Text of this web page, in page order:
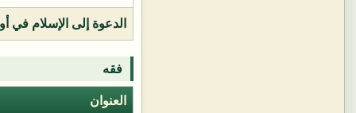
الدعوة إلى الإسلام في
فقه
العنوان